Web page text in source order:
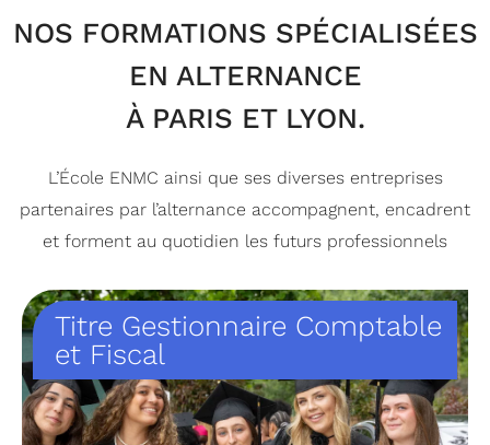
NOS FORMATIONS SPÉCIALISÉES
EN ALTERNANCE
À PARIS ET LYON.
L’École ENMC ainsi que ses diverses entreprises
partenaires par l’alternance accompagnent, encadrent
et forment au quotidien les futurs professionnels
Titre Gestionnaire Comptable
et Fiscal